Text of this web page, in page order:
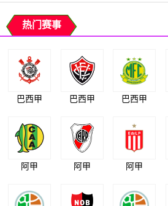
热门赛事
巴西甲 巴西甲 巴西甲
阿甲 阿甲 阿甲